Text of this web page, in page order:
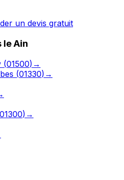
un devis gratuit
leAin
(01500) →
(01330) →
01300) →